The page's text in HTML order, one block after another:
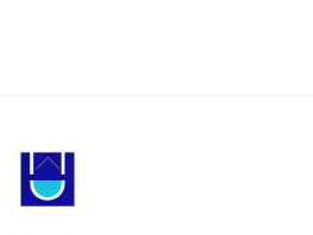
Back
To